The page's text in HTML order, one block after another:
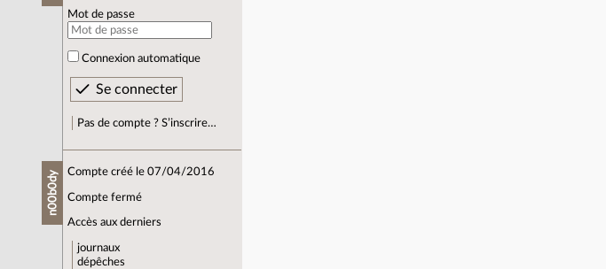
Mot de passe
Connexion automatique
Pas de compte ? S’inscrire…
n00b0dy Compte créé le 07/04/2016
Compte fermé
Accès aux derniers
journaux
dépêches